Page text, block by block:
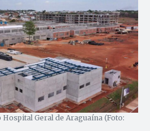
Geral de Araguaína (Foto: